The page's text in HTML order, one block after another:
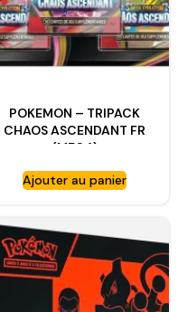
POKEMON – TRIPACK
CHAOS ASCENDANT FR
(ME04)
Ajouter au panier